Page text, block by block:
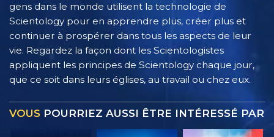
gens dans le monde utilisent la technologie de
Scientology pour en apprendre plus, créer plus et
continuer à prospérer dans tous les aspects de leur
vie. Regardez la façon dont les Scientologistes
appliquent les principes de Scientology chaque jour,
que ce soit dans leurs églises, au travail ou chez eux.
VOUS POURRIEZ AUSSI ÊTRE INTÉRESSÉ PAR